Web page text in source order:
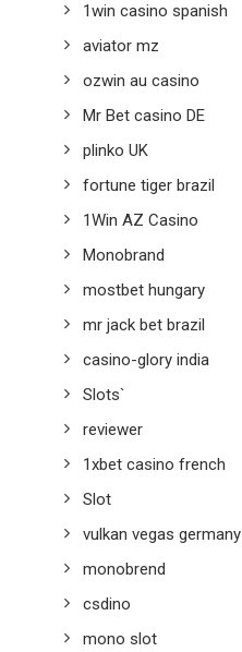
1win casino spanish
aviator mz
ozwin au casino
Mr Bet casino DE
plinko UK
fortune tiger brazil
1Win AZ Casino
Monobrand
mostbet hungary
mr jack bet brazil
casino-glory india
Slots`
reviewer
1xbet casino french
Slot
vulkan vegas germany
monobrend
csdino
mono slot